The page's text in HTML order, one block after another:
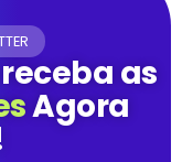
as
Agora